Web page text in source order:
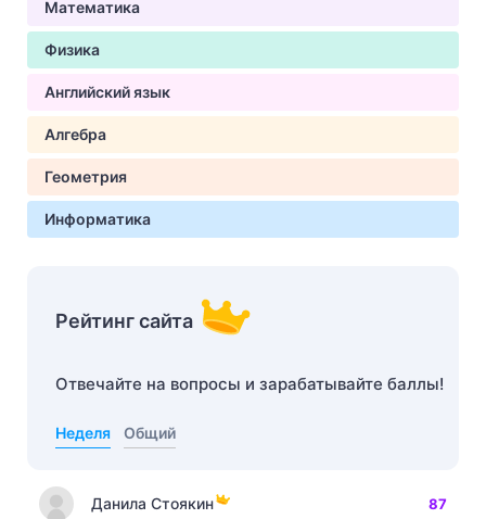
Математика
Физика
Английский язык
Алгебра
Геометрия
Информатика
Рейтинг сайта
Отвечайте на вопросы и зарабатывайте баллы!
Неделя Общий
Данила Стоякин 87